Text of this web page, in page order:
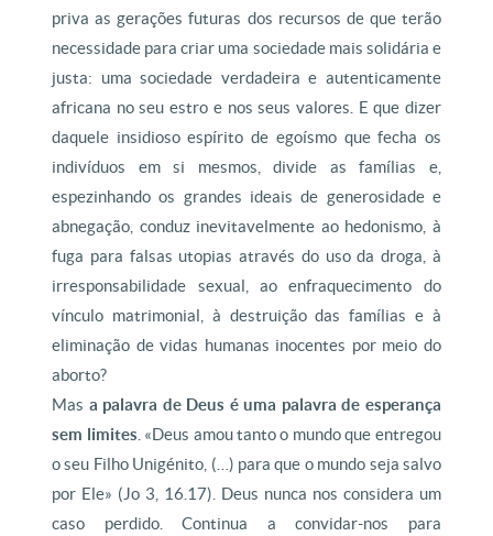
priva as gerações futuras dos recursos de que terão
necessidade para criar uma sociedade mais solidária e
justa: uma sociedade verdadeira e autenticamente
africana no seu estro e nos seus valores. E que dizer
daquele insidioso espírito de egoísmo que fecha os
indivíduos em si mesmos, divide as famílias e,
espezinhando os grandes ideais de generosidade e
abnegação, conduz inevitavelmente ao hedonismo, à
fuga para falsas utopias através do uso da droga, à
irresponsabilidade sexual, ao enfraquecimento do
vínculo matrimonial, à destruição das famílias e à
eliminação de vidas humanas inocentes por meio do
aborto?
Mas a palavra de Deus é uma palavra de esperança
sem limites . «Deus amou tanto o mundo que entregou
o seu Filho Unigénito, (…) para que o mundo seja salvo
por Ele» (Jo 3, 16.17). Deus nunca nos considera um
caso perdido. Continua a convidar-nos para